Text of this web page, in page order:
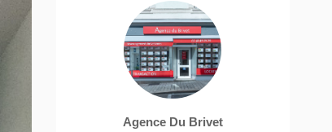
Agence Du Brivet